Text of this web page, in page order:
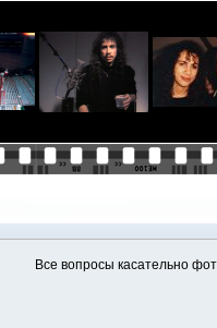
Все вопросы касательно